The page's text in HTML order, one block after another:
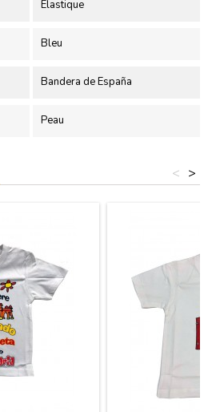
Élastique
Bleu
Bandera de España
Peau
>
<